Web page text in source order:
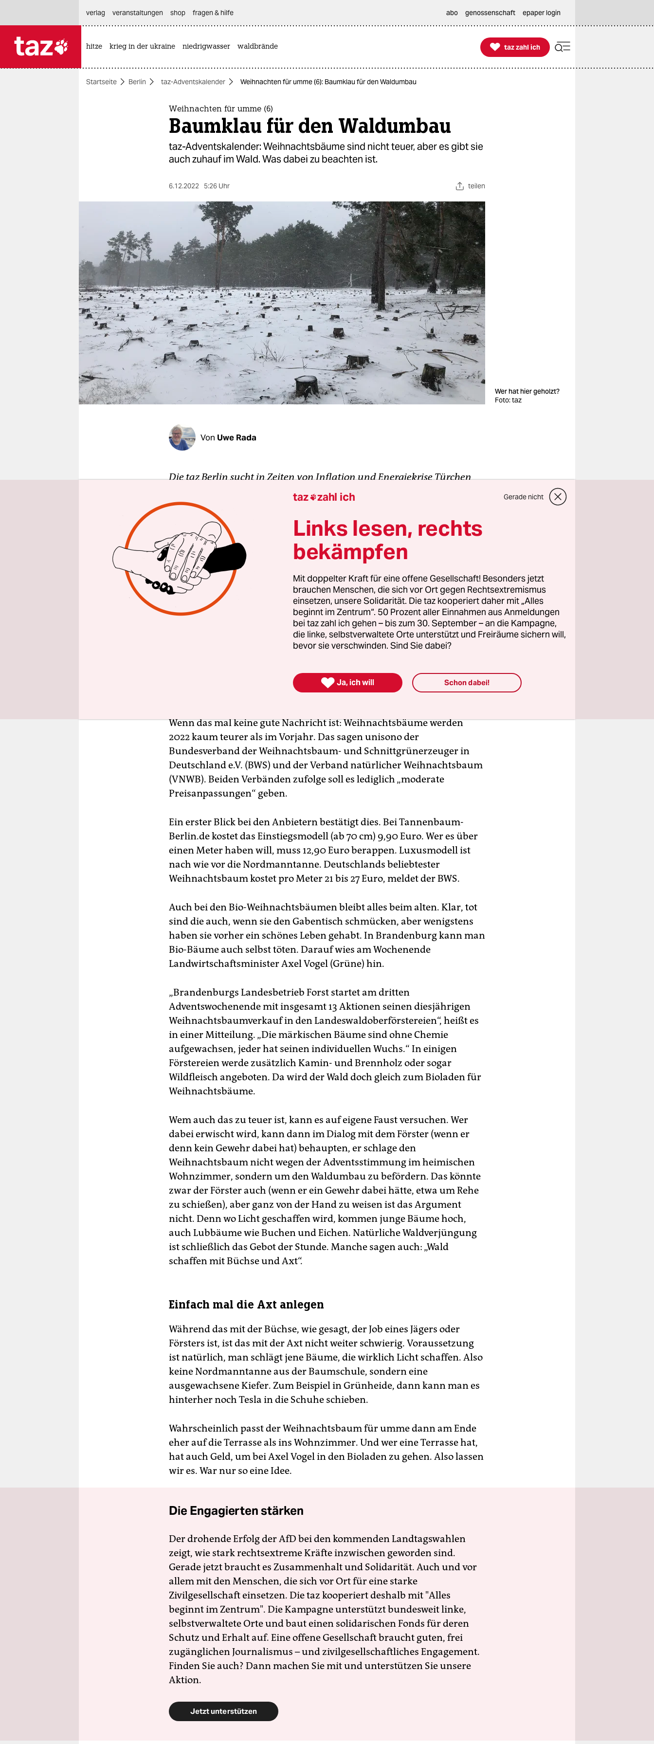
themen
wahrheit
verlag
verlag
veranstaltungen
shop
unterstützen
abo
verlag
veranstaltungen shop fragen & hilfe abo genossenschaft epaper login
hitze krieg in der ukraine niedrigwasser waldbrände 
taz zahl ich
taz zahl ich
Startseite Berlin taz-Adventskalender Weihnachten für umme (6): Baumklau für den Waldumbau
Weihnachten für umme (6)
Baumklau für den Waldumbau
taz-Adventskalender: Weihnachtsbäume sind nicht teuer, aber es gibt sie
auch zuhauf im Wald. Was dabei zu beachten ist.
6.12.2022 5:26 Uhr teilen
Wer hat hier geholzt?
Foto: taz
Von Uwe Rada
Die taz Berlin sucht in Zeiten von Inflation und Energiekrise Türchen
für Türchen nach Wegen, wie es ganz ohne Geld etwas werden kann mit
dem ach so besinnlichen Fest.
Wenn das mal keine gute Nachricht ist: Weihnachtsbäume werden
2022 kaum teurer als im Vorjahr. Das sagen unisono der
Bundesverband der Weihnachtsbaum- und Schnittgrünerzeuger in
Deutschland e.V. (BWS) und der Verband natürlicher Weihnachtsbaum
(VNWB). Beiden Verbänden zufolge soll es lediglich „moderate
Preisanpassungen“ geben.
Ein erster Blick bei den Anbietern bestätigt dies. Bei Tannenbaum-
Berlin.de kostet das Einstiegsmodell (ab 70 cm) 9,90 Euro. Wer es über
einen Meter haben will, muss 12,90 Euro berappen. Luxusmodell ist
nach wie vor die Nordmanntanne. Deutschlands beliebtester
Weihnachtsbaum kostet pro Meter 21 bis 27 Euro, meldet der BWS.
Auch bei den Bio-Weihnachtsbäumen bleibt alles beim alten. Klar, tot
sind die auch, wenn sie den Gabentisch schmücken, aber wenigstens
haben sie vorher ein schönes Leben gehabt. In Brandenburg kann man
Bio-Bäume auch selbst töten. Darauf wies am Wochenende
Landwirtschaftsminister Axel Vogel (Grüne) hin.
„Brandenburgs Landesbetrieb Forst startet am dritten
Adventswochenende mit insgesamt 13 Aktionen seinen diesjährigen
Weihnachtsbaumverkauf in den Landeswaldoberförstereien“, heißt es
in einer Mitteilung. „Die märkischen Bäume sind ohne Chemie
aufgewachsen, jeder hat seinen individuellen Wuchs.“ In einigen
Förstereien werde zusätzlich Kamin- und Brennholz oder sogar
Wildfleisch angeboten. Da wird der Wald doch gleich zum Bioladen für
Weihnachtsbäume.
Wem auch das zu teuer ist, kann es auf eigene Faust versuchen. Wer
dabei erwischt wird, kann dann im Dialog mit dem Förster (wenn er
denn kein Gewehr dabei hat) behaupten, er schlage den
Weihnachtsbaum nicht wegen der Adventsstimmung im heimischen
Wohnzimmer, sondern um den Waldumbau zu befördern. Das könnte
zwar der Förster auch (wenn er ein Gewehr dabei hätte, etwa um Rehe
zu schießen), aber ganz von der Hand zu weisen ist das Argument
nicht. Denn wo Licht geschaffen wird, kommen junge Bäume hoch,
auch Lubbäume wie Buchen und Eichen. Natürliche Waldverjüngung
ist schließlich das Gebot der Stunde. Manche sagen auch: „Wald
schaffen mit Büchse und Axt“.
Einfach mal die Axt anlegen
Während das mit der Büchse, wie gesagt, der Job eines Jägers oder
Försters ist, ist das mit der Axt nicht weiter schwierig. Voraussetzung
ist natürlich, man schlägt jene Bäume, die wirklich Licht schaffen. Also
keine Nordmanntanne aus der Baumschule, sondern eine
ausgewachsene Kiefer. Zum Beispiel in Grünheide, dann kann man es
hinterher noch Tesla in die Schuhe schieben.
Wahrscheinlich passt der Weihnachtsbaum für umme dann am Ende
eher auf die Terrasse als ins Wohnzimmer. Und wer eine Terrasse hat,
hat auch Geld, um bei Axel Vogel in den Bioladen zu gehen. Also lassen
wir es. War nur so eine Idee.
Die Engagierten stärken
Der drohende Erfolg der AfD bei den kommenden Landtagswahlen
zeigt, wie stark rechtsextreme Kräfte inzwischen geworden sind.
Gerade jetzt braucht es Zusammenhalt und Solidarität. Auch und vor
allem mit den Menschen, die sich vor Ort für eine starke
Zivilgesellschaft einsetzen. Die taz kooperiert deshalb mit "Alles
beginnt im Zentrum". Die Kampagne unterstützt bundesweit linke,
selbstverwaltete Orte und baut einen solidarischen Fonds für deren
Schutz und Erhalt auf. Eine offene Gesellschaft braucht guten, frei
zugänglichen Journalismus – und zivilgesellschaftliches Engagement.
Finden Sie auch? Dann machen Sie mit und unterstützen Sie unsere
Aktion.
Jetzt unterstützen
taz zahl ich Gerade nicht
Links lesen, rechts
bekämpfen
Mit doppelter Kraft für eine offene Gesellschaft! Besonders jetzt
brauchen Menschen, die sich vor Ort gegen Rechtsextremismus
einsetzen, unsere Solidarität. Die taz kooperiert daher mit „Alles
beginnt im Zentrum“. 50 Prozent aller Einnahmen aus Anmeldungen
bei taz zahl ich gehen – bis zum 30. September – an die Kampagne,
die linke, selbstverwaltete Orte unterstützt und Freiräume sichern will,
bevor sie verschwinden. Sind Sie dabei?
 Ja, ich will Schon dabei!